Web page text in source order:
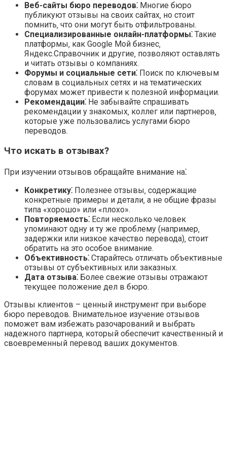
Веб-сайты бюро переводов⁚ Многие бюро
публикуют отзывы на своих сайтах‚ но стоит
помнить‚ что они могут быть отфильтрованы.
Специализированные онлайн-платформы⁚ Такие
платформы‚ как Google Мой бизнес‚
Яндекс.Справочник и другие‚ позволяют оставлять
и читать отзывы о компаниях.
Форумы и социальные сети⁚ Поиск по ключевым
словам в социальных сетях и на тематических
форумах может привести к полезной информации.
Рекомендации⁚ Не забывайте спрашивать
рекомендации у знакомых‚ коллег или партнеров‚
которые уже пользовались услугами бюро
переводов.
Что искать в отзывах?
При изучении отзывов обращайте внимание на⁚
Конкретику⁚ Полезнее отзывы‚ содержащие
конкретные примеры и детали‚ а не общие фразы
типа «хорошо» или «плохо».
Повторяемость⁚ Если несколько человек
упоминают одну и ту же проблему (например‚
задержки или низкое качество перевода)‚ стоит
обратить на это особое внимание.
Объективность⁚ Старайтесь отличать объективные
отзывы от субъективных или заказных.
Дата отзыва⁚ Более свежие отзывы отражают
текущее положение дел в бюро.
Отзывы клиентов – ценный инструмент при выборе
бюро переводов. Внимательное изучение отзывов
поможет вам избежать разочарований и выбрать
надежного партнера‚ который обеспечит качественный и
своевременный перевод ваших документов.